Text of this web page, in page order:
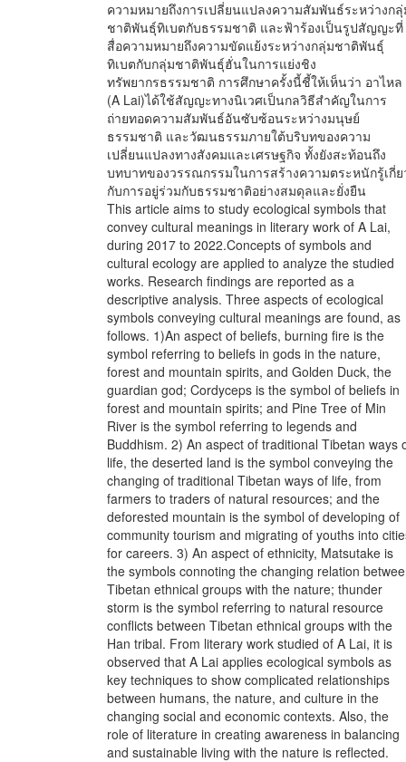
ความหมายถึงการเปลี่ยนแปลงความสัมพันธ์ระหว่างก
ชาติพันธุ์ทิเบตกับธรรมชาติ และฟ้าร้องเป็นรูปสัญญะที่
สื่อความหมายถึงความขัดแย้งระหว่างกลุ่มชาติพันธุ์
ทิเบตกับกลุ่มชาติพันธุ์ฮั่นในการแย่งชิง
ทรัพยากรธรรมชาติ การศึกษาครั้งนี้ชี้ให้เห็นว่า อาไหล
(A Lai)ได้ใช้สัญญะทางนิเวศเป็นกลวิธีสําคัญในการ
ถ่ายทอดความสัมพันธ์อันซับซ้อนระหว่างมนุษย์
ธรรมชาติ และวัฒนธรรมภายใต้บริบทของความ
เปลี่ยนแปลงทางสังคมและเศรษฐกิจ ทั้งยังสะท้อนถึง
บทบาทของวรรณกรรมในการสร้างความตระหนักรู้เกี่ย
กับการอยู่ร่วมกับธรรมชาติอย่างสมดุลและยั่งยืน
This article aims to study ecological symbols that
convey cultural meanings in literary work of A Lai,
during 2017 to 2022.Concepts of symbols and
cultural ecology are applied to analyze the studied
works. Research findings are reported as a
descriptive analysis. Three aspects of ecological
symbols conveying cultural meanings are found, as
follows. 1)An aspect of beliefs, burning fire is the
symbol referring to beliefs in gods in the nature,
forest and mountain spirits, and Golden Duck, the
guardian god; Cordyceps is the symbol of beliefs in
forest and mountain spirits; and Pine Tree of Min
River is the symbol referring to legends and
Buddhism. 2) An aspect of traditional Tibetan ways
life, the deserted land is the symbol conveying the
changing of traditional Tibetan ways of life, from
farmers to traders of natural resources; and the
deforested mountain is the symbol of developing of
community tourism and migrating of youths into
for careers. 3) An aspect of ethnicity, Matsutake is
the symbols connoting the changing relation
Tibetan ethnical groups with the nature; thunder
storm is the symbol referring to natural resource
conflicts between Tibetan ethnical groups with the
Han tribal. From literary work studied of A Lai, it is
observed that A Lai applies ecological symbols as
key techniques to show complicated relationships
between humans, the nature, and culture in the
changing social and economic contexts. Also, the
role of literature in creating awareness in balancing
and sustainable living with the nature is reflected.